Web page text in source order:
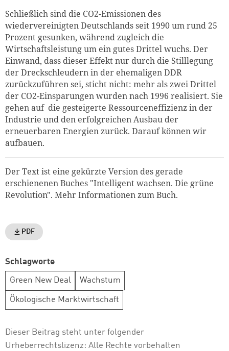
Schließlich sind die CO2-Emissionen des
wiedervereinigten Deutschlands seit 1990 um rund 25
Prozent gesunken, während zugleich die
Wirtschaftsleistung um ein gutes Drittel wuchs. Der
Einwand, dass dieser Effekt nur durch die Stilllegung
der Dreckschleudern in der ehemaligen DDR
zurückzuführen sei, sticht nicht: mehr als zwei Drittel
der CO2-Einsparungen wurden nach 1996 realisiert. Sie
gehen auf die gesteigerte Ressourceneffizienz in der
Industrie und den erfolgreichen Ausbau der
erneuerbaren Energien zurück. Darauf können wir
aufbauen.
Der Text ist eine gekürzte Version des gerade
erschienenen Buches "Intelligent wachsen. Die grüne
Revolution". Mehr Informationen zum Buch.
PDF
Schlagworte
Green New Deal Wachstum
Ökologische Marktwirtschaft
Dieser Beitrag steht unter folgender
Urheberrechtslizenz: Alle Rechte vorbehalten